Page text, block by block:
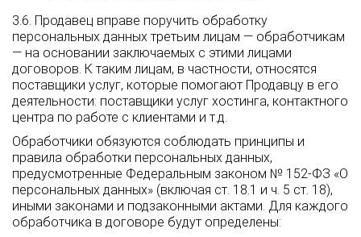
3.6. Продавец вправе поручить обработку
персональных данных третьим лицам — обработчикам
— на основании заключаемых с этими лицами
договоров. К таким лицам, в частности, относятся
поставщики услуг, которые помогают Продавцу в его
деятельности: поставщики услуг хостинга, контактного
центра по работе с клиентами и т.д.
Обработчики обязуются соблюдать принципы и
правила обработки персональных данных,
предусмотренные Федеральным законом № 152-ФЗ «О
персональных данных» (включая ст. 18.1 и ч. 5 ст. 18),
иными законами и подзаконными актами. Для каждого
обработчика в договоре будут определены: